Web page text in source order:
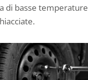
di basse